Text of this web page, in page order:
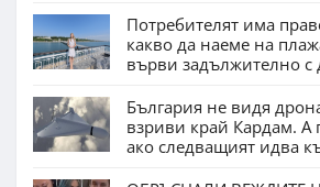
Потребителят има
какво да наеме на
върви задължително с
България не видя
взриви край Кардам. А
ако следващият идва